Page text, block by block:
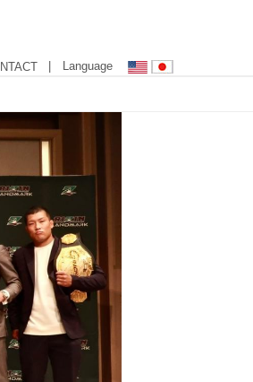
| Language